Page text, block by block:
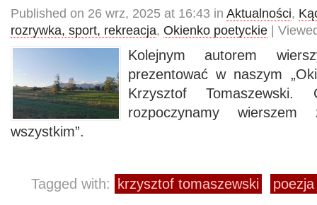
Published on 26 wrz, 2025 at 16:43 in Aktualności,
rozrywka, sport, rekreacja, Okienko poetyckie |
Kolejnym autorem
prezentować w naszym
Krzysztof
rozpoczynamy
wszystkim”.
Tagged with: krzysztof tomaszewski poezja